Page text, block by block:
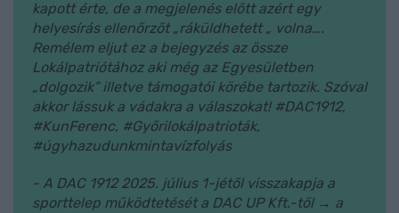
kapott érte, de a megjelenés előtt azért egy
helyesírás ellenőrzőt „ráküldhetett „ volna….
Remélem eljut ez a bejegyzés az össze
Lokálpatriótához aki még az Egyesületben
„dolgozik” illetve támogatói körébe tartozik. Szóval
akkor lássuk a vádakra a válaszokat! #DAC1912,
#KunFerenc, #Győrilokálpatrioták,
#úgyhazudunkmintavízfolyás
- A DAC 1912 2025. július 1-jétől visszakapja a
sporttelep működtetését a DAC UP Kft.-től → a